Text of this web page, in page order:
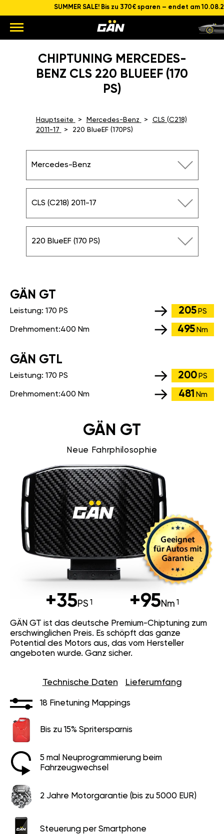
SUMMER SALE! Bis zu 370€ sparen – endet am
CHIPTUNING MERCEDES-
BENZ CLS 220 BLUEEF (170
PS)
Hauptseite Mercedes-Benz
CLS (C218)
2011-17
220 BlueEF (170PS)
Mercedes-Benz
CLS (C218) 2011-17
220 BlueEF (170 PS)
GÄN GT
Leistung: 170 PS 205 PS
Drehmoment:400 Nm 495 Nm
GÄN GTL
Leistung: 170 PS 200 PS
Drehmoment:400 Nm 481 Nm
GÄN GT
Neue Fahrphilosophie
+35PS +95Nm
GÄN GT ist das deutsche Premium-Chiptuning zum
erschwinglichen Preis. Es schöpft das ganze
Potential des Motors aus, das vom Hersteller
angeboten wurde. Ganz sicher.
Technische Daten Lieferumfang
18 Finetuning Mappings
Bis zu 15% Spritersparnis
5 mal Neuprogrammierung beim
Fahrzeugwechsel
2 Jahre Motorgarantie (bis zu 5000 EUR)
Steuerung per Smartphone